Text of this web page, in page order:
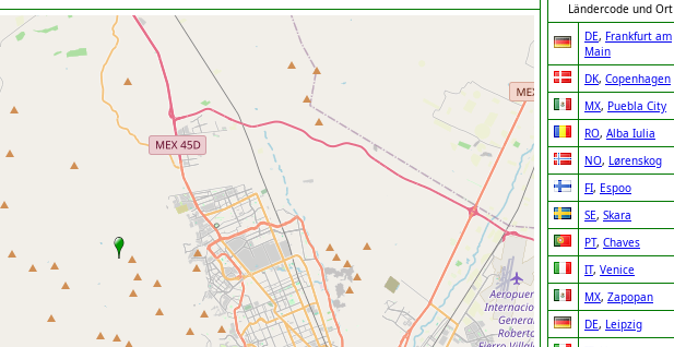
Ländercode und Ort
DE, Frankfurt am
Main
DK, Copenhagen
MX, Puebla City
RO, Alba Iulia
NO, Lørenskog
FI, Espoo
SE, Skara
PT, Chaves
IT, Venice
MX, Zapopan
DE, Leipzig